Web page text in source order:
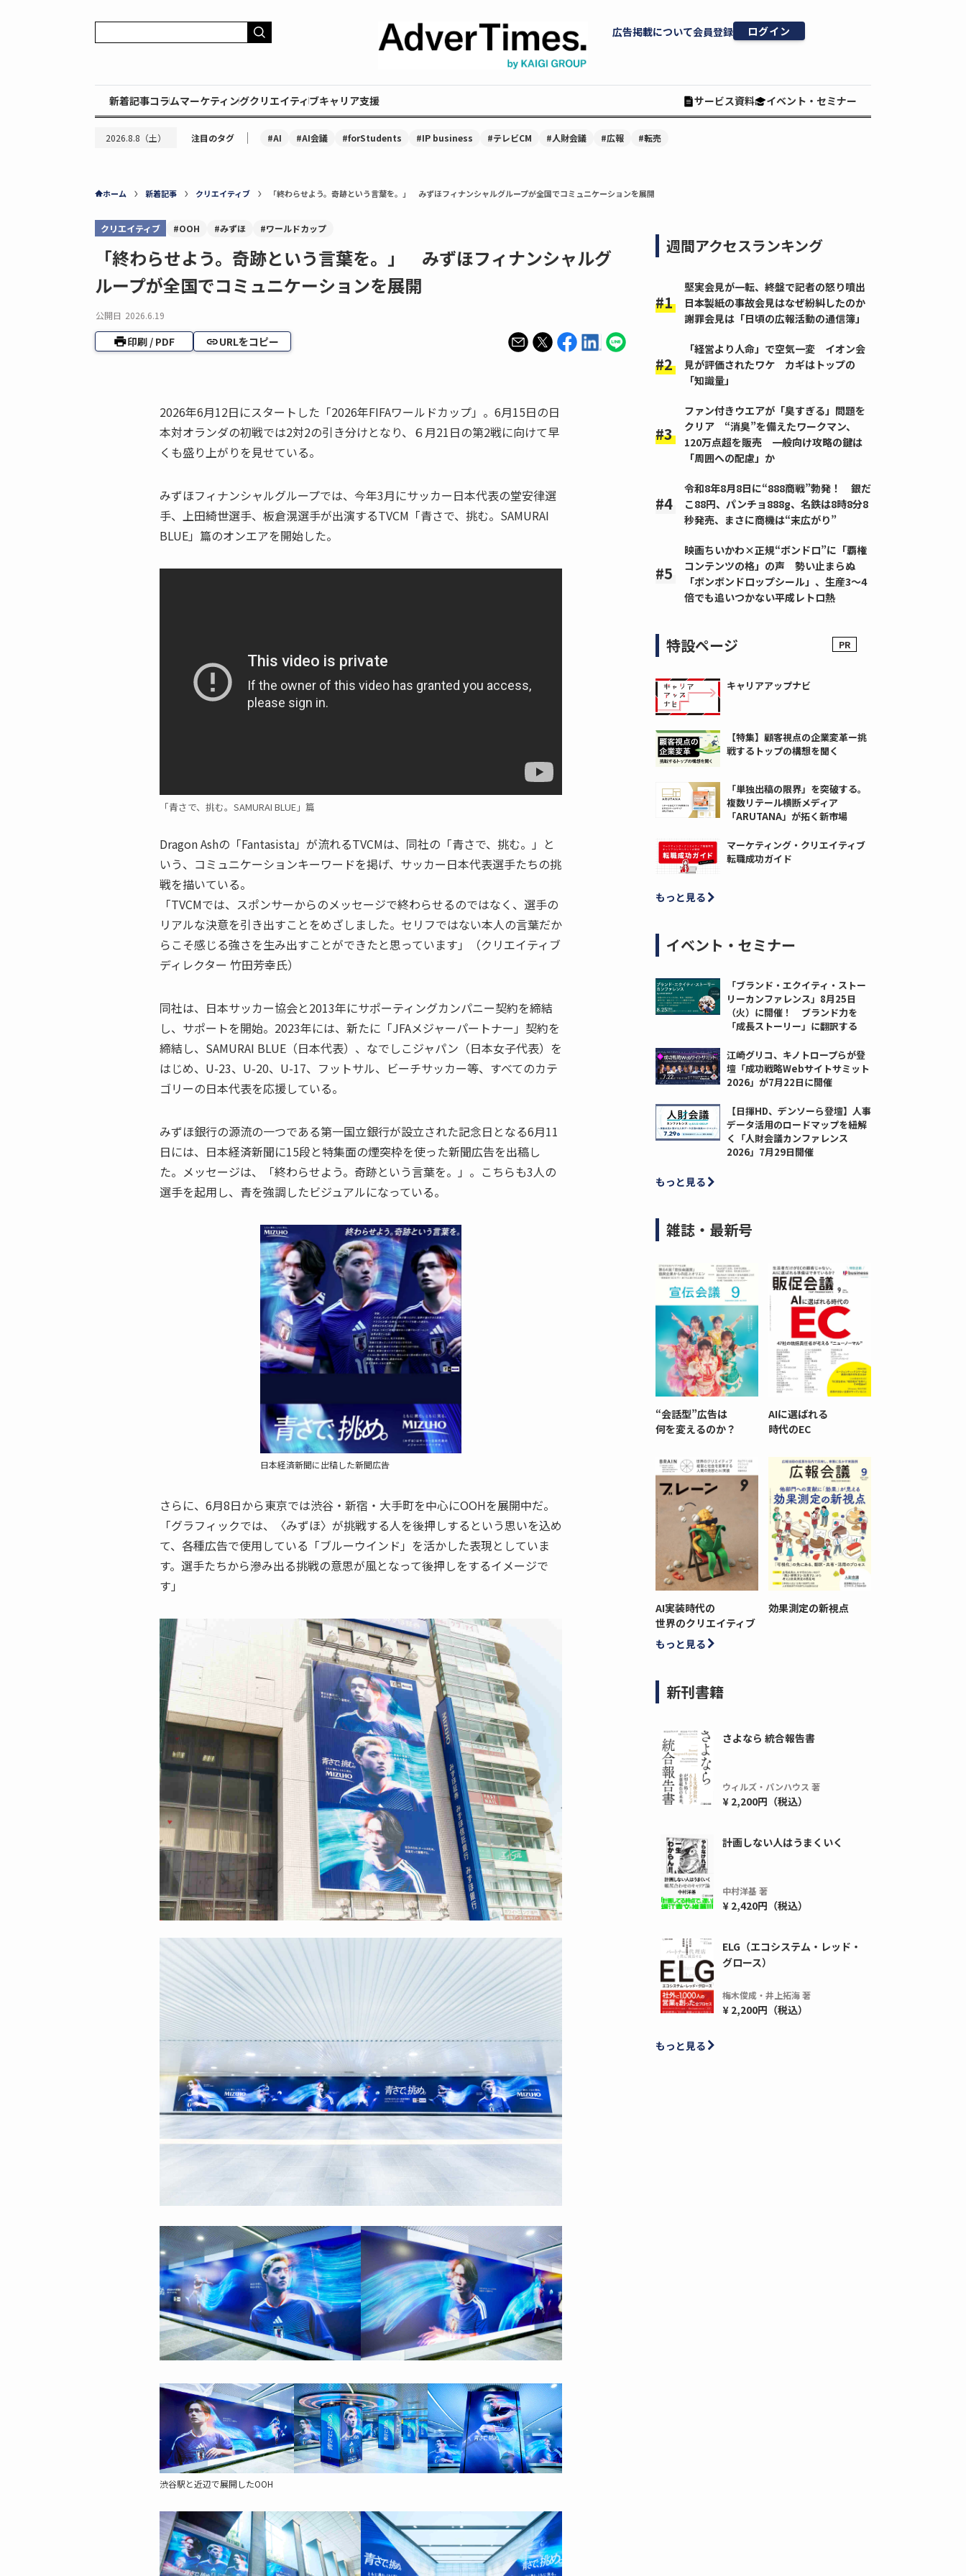
広告掲載について会員登録 ログイン
新着記事コラムマーケティングクリエイティブキャリア支援 サービス資料 イベント・セミナー
2026.8.8（土） 注目のタグ ｜ #AI #AI会議 #forStudents #IP business #テレビCM #人財会議 #広報 #転売
ホーム 新着記事 クリエイティブ 「終わらせよう。奇跡という言葉を。」 みずほフィナンシャルグループが全国でコミュニケーションを展開
クリエイティブ #OOH #みずほ #ワールドカップ
「終わらせよう。奇跡という言葉を。」 みずほフィナンシャルグ
ループが全国でコミュニケーションを展開
公開日 2026.6.19
印刷 / PDF URLをコピー
2026年6月12日にスタートした「2026年FIFAワールドカップ」。6月15日の日
本対オランダの初戦では2対2の引き分けとなり、６月21日の第2戦に向けて早
くも盛り上がりを見せている。
みずほフィナンシャルグループでは、今年3月にサッカー日本代表の堂安律選
手、上田綺世選手、板倉滉選手が出演するTVCM「青さで、挑む。SAMURAI
BLUE」篇のオンエアを開始した。
「青さで、挑む。SAMURAI BLUE」篇
Dragon Ashの「Fantasista」が流れるTVCMは、同社の「青さで、挑む。」と
いう、コミュニケーションキーワードを掲げ、サッカー日本代表選手たちの挑
戦を描いている。
「TVCMでは、スポンサーからのメッセージで終わらせるのではなく、選手の
リアルな決意を引き出すことをめざしました。セリフではない本人の言葉だか
らこそ感じる強さを生み出すことができたと思っています」（クリエイティブ
ディレクター 竹田芳幸氏）
同社は、日本サッカー協会と2013年にサポーティングカンパニー契約を締結
し、サポートを開始。2023年には、新たに「JFAメジャーパートナー」契約を
締結し、SAMURAI BLUE（日本代表）、なでしこジャパン（日本女子代表）を
はじめ、U-23、U-20、U-17、フットサル、ビーチサッカー等、すべてのカテ
ゴリーの日本代表を応援している。
みずほ銀行の源流の一つである第一国立銀行が設立された記念日となる6月11
日には、日本経済新聞に15段と特集面の煙突枠を使った新聞広告を出稿し
た。メッセージは、「終わらせよう。奇跡という言葉を。」。こちらも3人の
選手を起用し、青を強調したビジュアルになっている。
日本経済新聞に出稿した新聞広告
さらに、6月8日から東京では渋谷・新宿・大手町を中心にOOHを展開中だ。
「グラフィックでは、〈みずほ〉が挑戦する人を後押しするという思いを込め
て、各種広告で使用している「ブルーウインド」を活かした表現としていま
す。選手たちから滲み出る挑戦の意思が風となって後押しをするイメージで
す」
渋谷駅と近辺で展開したOOH
週間アクセスランキング
堅実会見が一転、終盤で記者の怒り噴出
日本製紙の事故会見はなぜ紛糾したのか
謝罪会見は「日頃の広報活動の通信簿」
「経営より人命」で空気一変 イオン会
見が評価されたワケ カギはトップの
「知識量」
ファン付きウエアが「臭すぎる」問題を
クリア “消臭”を備えたワークマン、
120万点超を販売 一般向け攻略の鍵は
「周囲への配慮」か
令和8年8月8日に“888商戦”勃発！ 銀だ
こ88円、パンチョ888g、名鉄は8時8分8
秒発売、まさに商機は“末広がり”
映画ちいかわ×正規“ボンドロ”に「覇権
コンテンツの格」の声 勢い止まらぬ
「ボンボンドロップシール」、生産3～4
倍でも追いつかない平成レトロ熱
特設ページ
キャリアアップナビ
【特集】顧客視点の企業変革ー挑
戦するトップの構想を聞く
「単独出稿の限界」を突破する。
複数リテール横断メディア
「ARUTANA」が拓く新市場
マーケティング・クリエイティブ
転職成功ガイド
もっと見る
イベント・セミナー
「ブランド・エクイティ・ストー
リーカンファレンス」8月25日
（火）に開催！ ブランド力を
「成長ストーリー」に翻訳する
江崎グリコ、キノトロープらが登
壇「成功戦略Webサイトサミット
2026」が7月22日に開催
【日揮HD、デンソーら登壇】人事
データ活用のロードマップを紐解
く「人財会議カンファレンス
2026」7月29日開催
もっと見る
雑誌・最新号
“会話型”広告は
何を変えるのか？
AIに選ばれる
時代のEC
AI実装時代の
世界のクリエイティブ
効果測定の新視点
もっと見る
新刊書籍
さよなら 統合報告書
ウィルズ・パンハウス 著
¥ 2,200円（税込）
計画しない人はうまくいく
中村洋基 著
¥ 2,420円（税込）
ELG（エコシステム・レッド・
グロース）
梅木俊成・井上拓海 著
¥ 2,200円（税込）
もっと見る